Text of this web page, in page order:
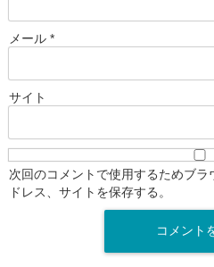
メール *
サイト
次回のコメントで使用するためブ
ドレス、サイトを保存する。